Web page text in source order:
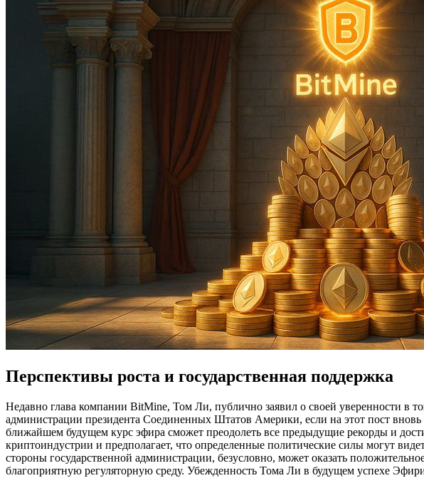
Перспективы роста и государственная поддержка
Недавно глава компании BitMine, Том Ли, публично заявил о своей уверенности
администрации президента Соединенных Штатов Америки, если на этот пост
ближайшем будущем курс эфира сможет преодолеть все предыдущие рекорды и
криптоиндустрии и предполагает, что определенные политические силы могут
стороны государственной администрации, безусловно, может оказать
благоприятную регуляторную среду. Убежденность Тома Ли в будущем успехе